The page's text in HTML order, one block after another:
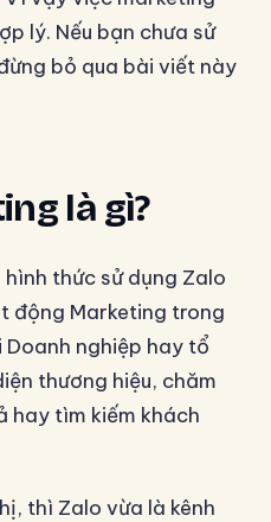
lý. Nếu bạn chưa sử
bỏ qua bài viết này
là gì?
thức sử dụng Zalo
động Marketing trong
nghiệp hay tổ
thương hiệu, chăm
hay tìm kiếm khách
thì Zalo vừa là kênh